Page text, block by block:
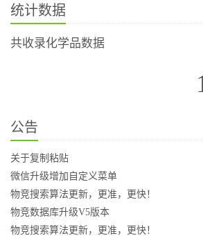
统计数据
共收录化学品数据
公告
关于复制粘贴
微信升级增加自定义菜单
物竞搜索算法更新，更准，更快！
物竞数据库升级V5版本
物竞搜索算法更新，更准，更快！